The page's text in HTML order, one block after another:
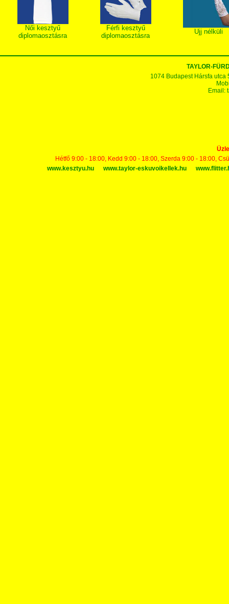
Női kesztyű
diplomaosztásra
Férfi kesztyű
diplomaosztásra
Ujj nélküli
TAYLOR-
1074 Budapest Hársfa utca
Email:
Hétfő 9:00 - 18:00, Kedd 9:00 - 18:00, Szerda 9:00 - 18:00,
www.kesztyu.hu
www.taylor-eskuvoikellek.hu